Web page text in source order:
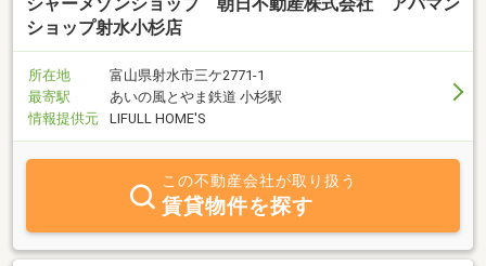
ショップ射水小杉店
所在地
富山県射水市三ケ2771-1
最寄駅
あいの風とやま鉄道 小杉駅
情報提供元
LIFULL HOME'S
この不動産会社が取り扱う
賃貸物件を探す